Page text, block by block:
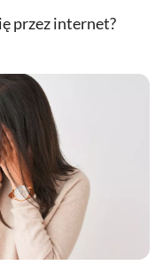
przez internet?